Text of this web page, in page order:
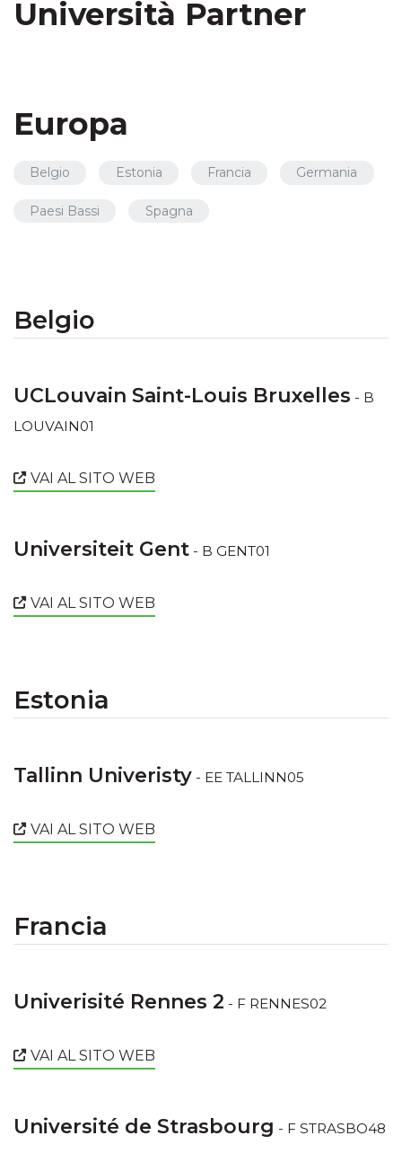
Università Partner
Europa
Belgio Estonia Francia Germania
Paesi Bassi Spagna
Belgio
UCLouvain Saint-Louis Bruxelles - B
LOUVAIN01
VAI AL SITO WEB
Universiteit Gent - B GENT01
VAI AL SITO WEB
Estonia
Tallinn Univeristy - EE TALLINN05
VAI AL SITO WEB
Francia
Univerisité Rennes 2 - F RENNES02
VAI AL SITO WEB
Université de Strasbourg - F STRASBO48